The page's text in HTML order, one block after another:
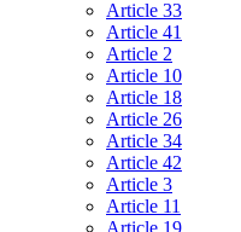
Article 33
Article 41
Article 2
Article 10
Article 18
Article 26
Article 34
Article 42
Article 3
Article 11
Article 19